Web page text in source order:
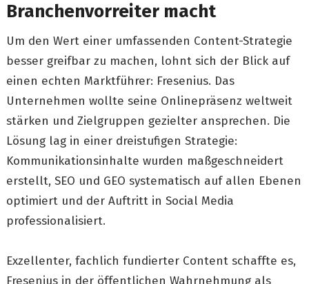
Branchenvorreiter macht
Um den Wert einer umfassenden Content-Strategie
besser greifbar zu machen, lohnt sich der Blick auf
einen echten Marktführer: Fresenius. Das
Unternehmen wollte seine Onlinepräsenz weltweit
stärken und Zielgruppen gezielter ansprechen. Die
Lösung lag in einer dreistufigen Strategie:
Kommunikationsinhalte wurden maßgeschneidert
erstellt, SEO und GEO systematisch auf allen Ebenen
optimiert und der Auftritt in Social Media
professionalisiert.
Exzellenter, fachlich fundierter Content schaffte es,
Fresenius in der öffentlichen Wahrnehmung als